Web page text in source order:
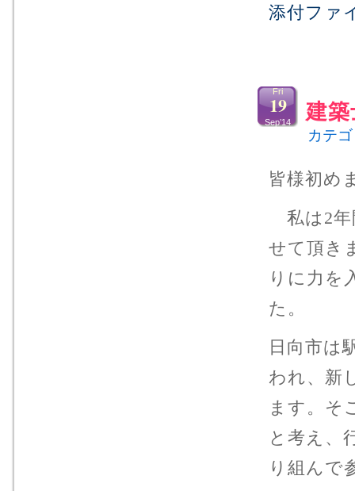
添付ファ
建
Fri
19
Sep’14
カテ
皆様初め
私は2年
せて頂き
りに力を
た。
日向市は
われ、新
ます。そ
と考え、
り組んで